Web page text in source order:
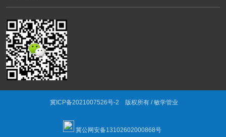
冀ICP备2021007526号-2 版权所有 / 敏学管业
冀公网安备13102602000868号